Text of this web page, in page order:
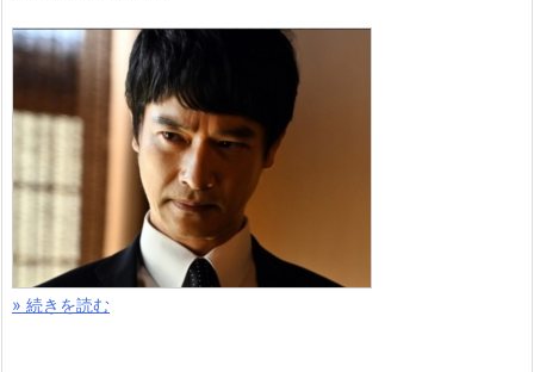
» 続きを読む